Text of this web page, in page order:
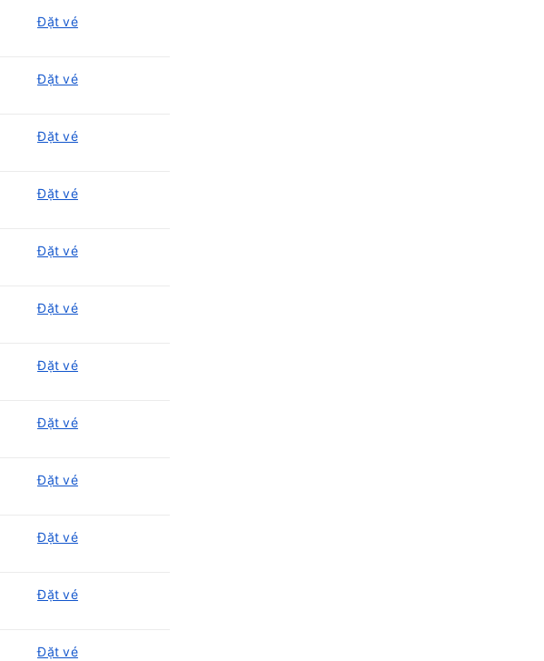
Đặt vé
Đặt vé
Đặt vé
Đặt vé
Đặt vé
Đặt vé
Đặt vé
Đặt vé
Đặt vé
Đặt vé
Đặt vé
Đặt vé